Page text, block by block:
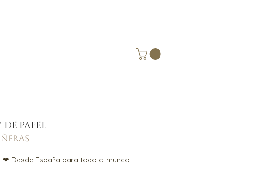
PAPEL
Desde España para todo el mundo